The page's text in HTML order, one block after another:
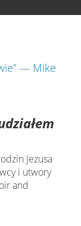
Jezusa
i utwory
and